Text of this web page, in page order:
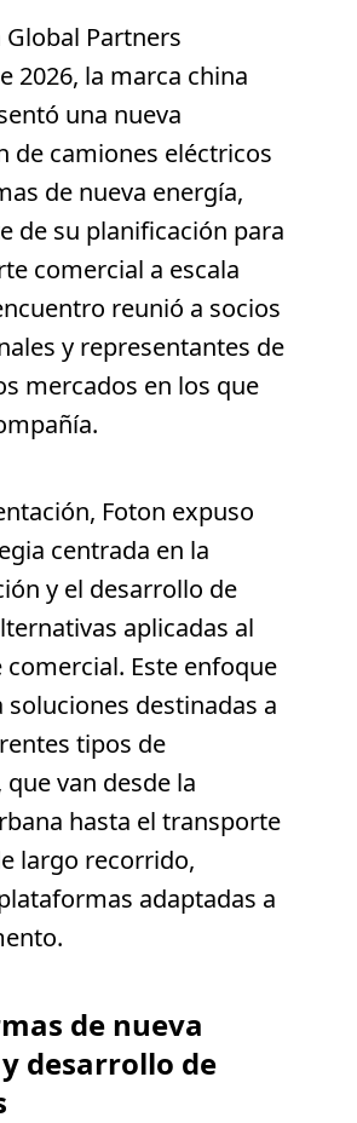
Partners
2026, la marca china
una nueva
de camiones eléctricos
de nueva energía,
de su planificación para
comercial a escala
reunió a socios
y representantes de
mercados en los que
Foton expuso
centrada en la
y el desarrollo de
aplicadas al
Este enfoque
destinadas a
tipos de
van desde la
hasta el transporte
largo recorrido,
adaptadas a
de nueva
desarrollo de